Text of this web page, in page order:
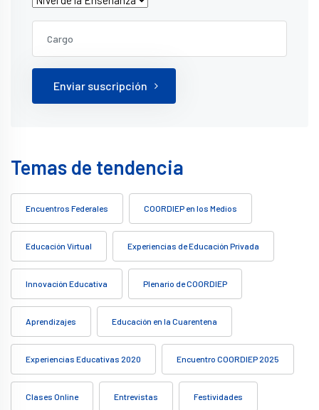
Enviar suscripción
Temas de tendencia
Encuentros Federales COORDIEP en los Medios
Educación Virtual Experiencias de Educación Privada
Innovación Educativa Plenario de COORDIEP
Aprendizajes Educación en la Cuarentena
Experiencias Educativas 2020 Encuentro COORDIEP 2025
Clases Online Entrevistas Festividades